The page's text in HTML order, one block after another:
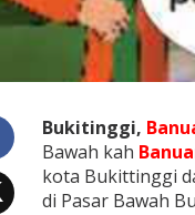
Bukitinggi,
Bawah kah
kota Bukittinggi
di Pasar Bawah